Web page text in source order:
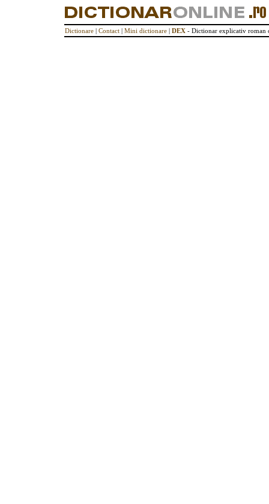
Dictionare | Contact | Mini dictionare | DEX - Dictionar explicativ roman